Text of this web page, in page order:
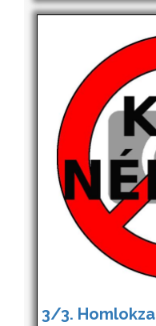
3/3.